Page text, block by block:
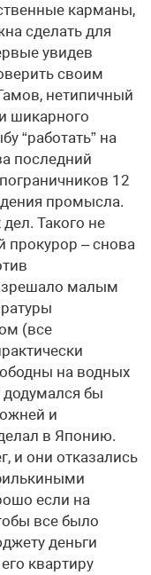
карманы,
сделать для
увидев
своим
нетипичный
шикарного
“работать” на
последний
12
промысла.
Такого не
прокурор – снова
малым
(все
на водных
додумался бы
и
в Японию.
и они отказались
если на
все было
деньги
квартиру